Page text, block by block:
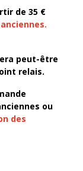
de 35 €
peut-être
relais.
ou
des